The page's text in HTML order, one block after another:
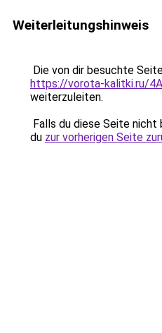
Weiterleitungshinweis
Die von dir besuchte
https://vorota-kalitki.ru/
weiterzuleiten.
Falls du diese Seite
du zur vorherigen Seite